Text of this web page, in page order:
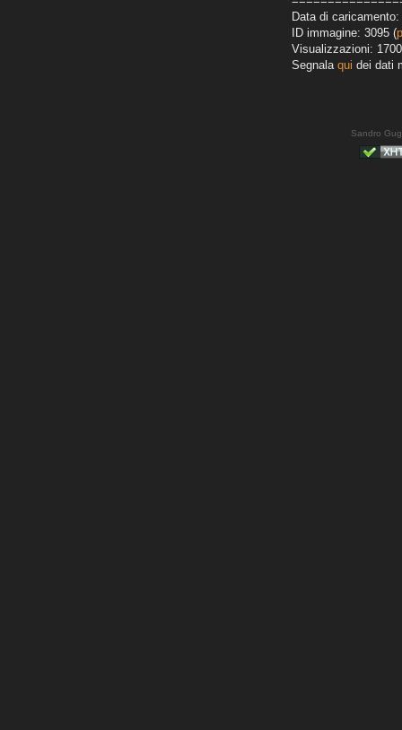
Data di
ID immagine: 3095 (
Visualizzazioni: 1700
Segnala qui dei dati
Sandro